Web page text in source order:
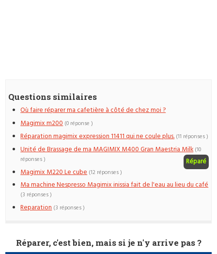
Questions similaires
Où faire réparer ma cafetière à côté de chez moi ?
Magimix m200 (0 réponse )
Réparation magimix expression 11411 qui ne coule plus. (11 réponses )
Unité de Brassage de ma MAGIMIX M400 Gran Maestria Milk
Réparé
(10
réponses )
Magimix M220 Le cube (12 réponses )
Ma machine Nespresso Magimix inissia fait de l'eau au lieu du café
(3 réponses )
Reparation (3 réponses )
Réparer, c'est bien, mais si je n'y arrive pas ?